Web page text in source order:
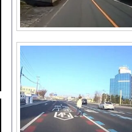
【画像】おまえらこういう地雷
勇気を出して白人美女にチン凸し
10年もの間浮気してた嫁。まさ
ウクライナ侵攻以降、ロシア軍
【配信者】「金バエ」のSNS更
【画像】女の子「危機管理フォー